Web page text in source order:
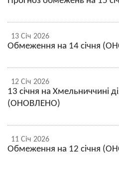
13 Січ 2026
Обмеження на 14 січня
12 Січ 2026
13 січня на Хмельниччині
(ОНОВЛЕНО)
11 Січ 2026
Обмеження на 12 січня